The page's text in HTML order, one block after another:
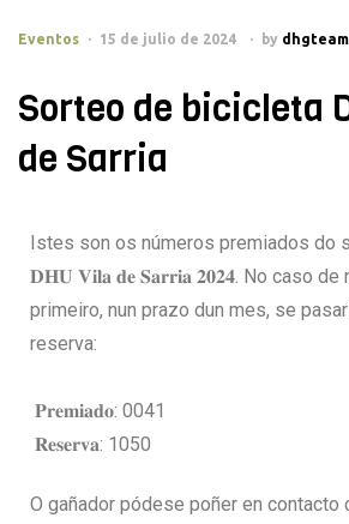
Eventos 15 de julio de 2024 by dhgteam
Sorteo de bicicleta
de Sarria
Istes son os números premiados do
𝐃𝐇𝐔 𝐕𝐢𝐥𝐚 𝐝𝐞 𝐒𝐚𝐫𝐫𝐢𝐚 𝟐𝟎𝟐𝟒. No caso de
primeiro, nun prazo dun mes, se
reserva:
𝐏𝐫𝐞𝐦𝐢𝐚𝐝𝐨: 0041
𝐑𝐞𝐬𝐞𝐫𝐯𝐚: 1050
O gañador pódese poñer en contacto